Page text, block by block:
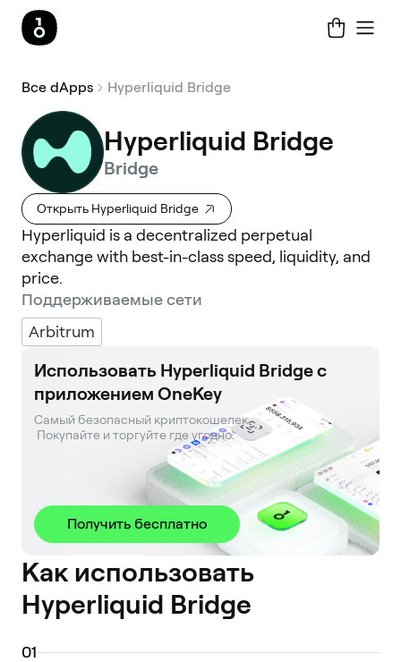
Все dApps Hyperliquid Bridge
Hyperliquid Bridge
Bridge
Открыть Hyperliquid Bridge
Hyperliquid is a decentralized perpetual
exchange with best-in-class speed, liquidity, and
price.
Поддерживаемые сети
Arbitrum
Использовать Hyperliquid Bridge с
приложением OneKey
Самый безопасный криптокошелек.
Покупайте и торгуйте где угодно.
Получить бесплатно
Как использовать
Hyperliquid Bridge
01